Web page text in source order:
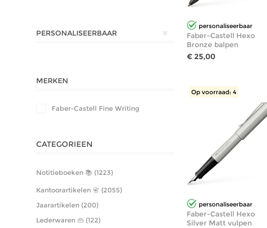
personaliseerbaar
Faber-Castell Hexo
Bronze balpen
€ 25,00
personaliseerbaar
Op voorraad: 4
Faber-Castell Hexo
Silver Matt vulpen
PERSONALISEERBAAR
MERKEN
Faber-Castell Fine Writing
CATEGORIEEN
Notitieboeken 📚 (1223)
Kantoorartikelen 📇 (2055)
Jaarartikelen (200)
Lederwaren 👜 (122)